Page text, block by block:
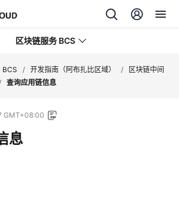
区块链服务 BCS
BCS / 开发指南（阿布扎比区域） /
区块链中间
查询应用链信息
息